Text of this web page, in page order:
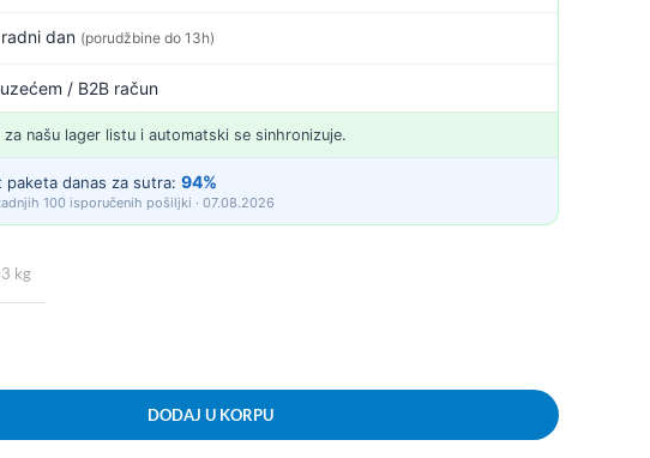
dan (porudžbine do 13h)
/ B2B račun
za našu lager listu i automatski se sinhronizuje.
paketa danas za sutra: 94%
100 isporučenih pošiljki · 07.08.2026
kg
DODAJ U KORPU